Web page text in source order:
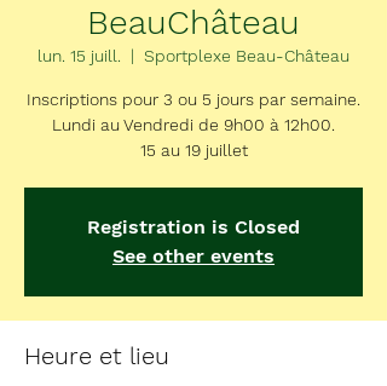
BeauChâteau
lun. 15 juill.
  |
Sportplexe Beau-Château
Inscriptions pour 3 ou 5 jours par semaine.
Lundi au Vendredi de 9h00 à 12h00.
15 au 19 juillet
Registration is Closed
See other events
Heure et lieu